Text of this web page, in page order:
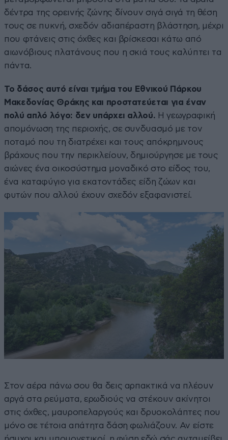
δέντρα της ορεινής ζώνης δίνουν σιγά σιγά τη θέση
τους σε πυκνή, σχεδόν αδιαπέραστη βλάστηση, μέχρι
που φτάνεις στις όχθες και βρίσκεσαι κάτω από
αιωνόβιους πλατάνους που η σκιά τους καλύπτει τα
πάντα.
Το δάσος αυτό είναι τμήμα του Εθνικού Πάρκου
Μακεδονίας Θράκης και προστατεύεται για έναν
πολύ απλό λόγο: δεν υπάρχει αλλού. Η γεωγραφική
απομόνωση της περιοχής, σε συνδυασμό με τον
ποταμό που τη διατρέχει και τους απόκρημνους
βράχους που την περικλείουν, δημιούργησε με τους
αιώνες ένα οικοσύστημα μοναδικό στο είδος του,
ένα καταφύγιο για εκατοντάδες είδη ζώων και
φυτών που αλλού έχουν σχεδόν εξαφανιστεί.
Στον αέρα πάνω σου θα δεις αρπακτικά να πλέουν
αργά στα ρεύματα, ερωδιούς να στέκουν ακίνητοι
στις όχθες, μαυροπελαργούς και δρυοκολάπτες που
μόνο σε τέτοια απάτητα δάση φωλιάζουν. Αν είστε